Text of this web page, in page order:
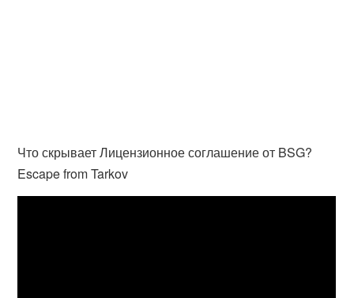
Что скрывает Лицензионное соглашение от BSG?
Escape from Tarkov